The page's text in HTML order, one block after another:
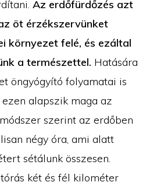
Az erdőfürdőzés azt
öt érzékszervünket
környezet felé, és ezáltal
a természettel. Hatására
öngyógyító folyamatai is
alapszik maga az
szerint az erdőben
négy óra, ami alatt
sétálunk összesen.
két és fél kilométer